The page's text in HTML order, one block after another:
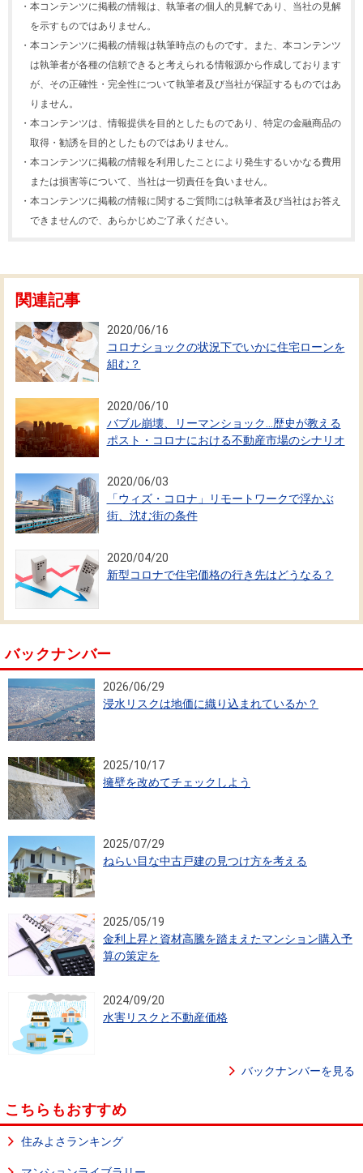
・ 本コンテンツに掲載の情報は、執筆者の個人的見解であり、当社の見解
を示すものではありません。
・ 本コンテンツに掲載の情報は執筆時点のものです。また、本コンテンツ
は執筆者が各種の信頼できると考えられる情報源から作成しております
が、その正確性・完全性について執筆者及び当社が保証するものではあ
りません。
・ 本コンテンツは、情報提供を目的としたものであり、特定の金融商品の
取得・勧誘を目的としたものではありません。
・ 本コンテンツに掲載の情報を利用したことにより発生するいかなる費用
または損害等について、当社は一切責任を負いません。
・ 本コンテンツに掲載の情報に関するご質問には執筆者及び当社はお答え
できませんので、あらかじめご了承ください。
関連記事
2020/06/16
コロナショックの状況下でいかに住宅ローンを
組む？
2020/06/10
バブル崩壊、リーマンショック…歴史が教える
ポスト・コロナにおける不動産市場のシナリオ
2020/06/03
「ウィズ・コロナ」リモートワークで浮かぶ
街、沈む街の条件
2020/04/20
新型コロナで住宅価格の行き先はどうなる？
バックナンバー
2026/06/29
浸水リスクは地価に織り込まれているか？
2025/10/17
擁壁を改めてチェックしよう
2025/07/29
ねらい目な中古戸建の見つけ方を考える
2025/05/19
金利上昇と資材高騰を踏まえたマンション購入予
算の策定を
2024/09/20
水害リスクと不動産価格
バックナンバーを見る
こちらもおすすめ
住みよさランキング